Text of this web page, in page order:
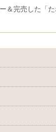
完売した「